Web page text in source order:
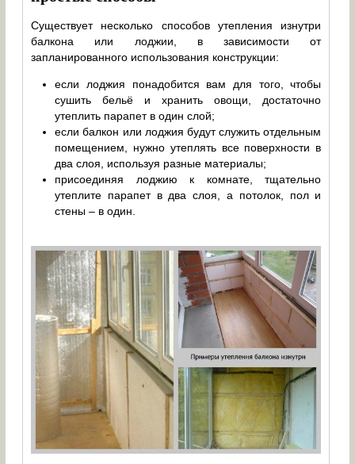
Существует несколько способов утепления изнутри
балкона или лоджии, в зависимости от
запланированного использования конструкции:
если лоджия понадобится вам для того, чтобы
сушить бельё и хранить овощи, достаточно
утеплить парапет в один слой;
если балкон или лоджия будут служить отдельным
помещением, нужно утеплять все поверхности в
два слоя, используя разные материалы;
присоединяя лоджию к комнате, тщательно
утеплите парапет в два слоя, а потолок, пол и
стены – в один.